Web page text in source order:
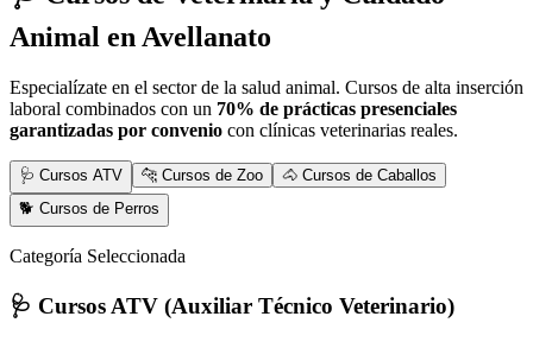
Animal en Avellanato
Especialízate en el sector de la salud animal. Cursos de alta inserción
laboral combinados con un 70% de prácticas presenciales
garantizadas por convenio con clínicas veterinarias reales.
🩺 Cursos ATV 🐆 Cursos de Zoo
🐴 Cursos de Caballos
🐕 Cursos de Perros
Categoría Seleccionada
🩺 Cursos ATV (Auxiliar Técnico Veterinario)